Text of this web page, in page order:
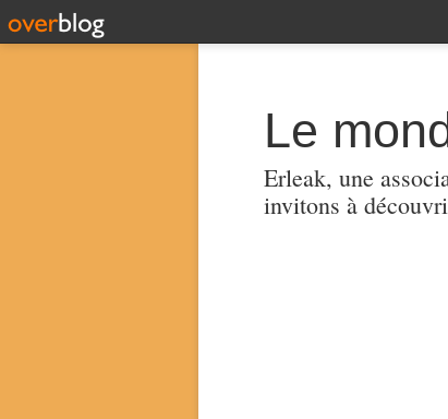
Le
Erleak, une
invitons à